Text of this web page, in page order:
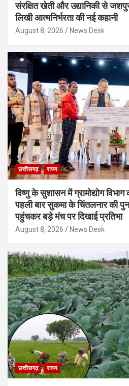
संरक्षित खेती और उद्यानिकी से
लिखी आत्मनिर्भरता की नई कहानी
August 8, 2026 News Desk
छत्तीसगढ़ राज्य
विष्णु के सुशासन में ग्रामोद्योग
पहली बार सुकमा के चिंतलनार की
पहुंचकर बड़े मंच पर दिखाई प्रतिभा
August 8, 2026 News Desk
छत्तीसगढ़ राज्य